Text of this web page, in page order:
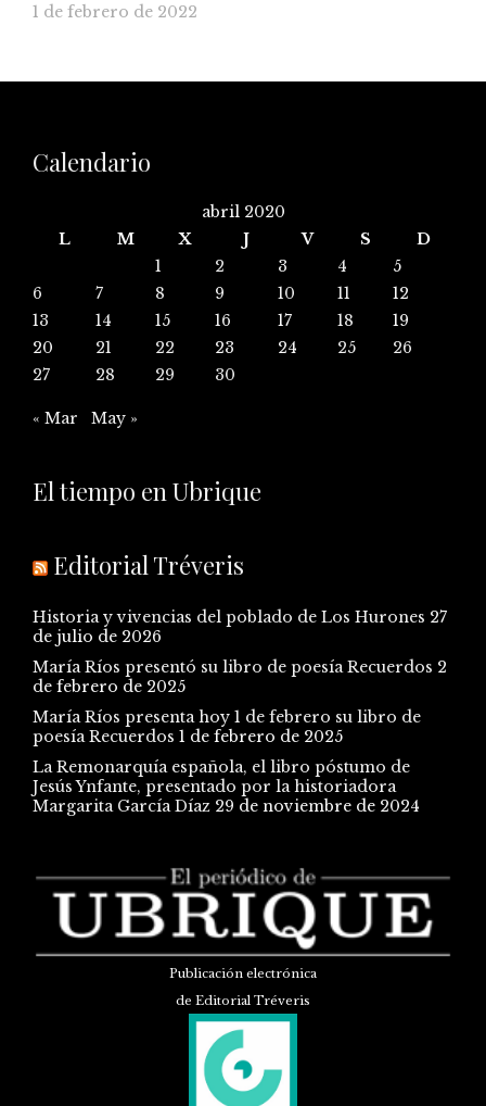
1 de febrero de 2022
Calendario
abril 2020
L
M X J V S
D
1
2 3 4
5
6
7 8 9 10 11
12
13
14 15 16 17 18
19
20
21 22 23 24 25
26
27
28 29 30
« Mar May »
El tiempo en Ubrique
Editorial Tréveris
Historia y vivencias del poblado de Los Hurones 27
de julio de 2026
María Ríos presentó su libro de poesía Recuerdos 2
de febrero de 2025
María Ríos presenta hoy 1 de febrero su libro de
poesía Recuerdos 1 de febrero de 2025
La Remonarquía española, el libro póstumo de
Jesús Ynfante, presentado por la historiadora
Margarita García Díaz 29 de noviembre de 2024
Publicación electrónica
de Editorial Tréveris